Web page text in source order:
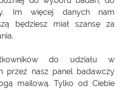
Im więcej danych nam
będziesz miał szansę za
do udziału w
przez nasz panel badawczy
mailową. Tylko od Ciebie